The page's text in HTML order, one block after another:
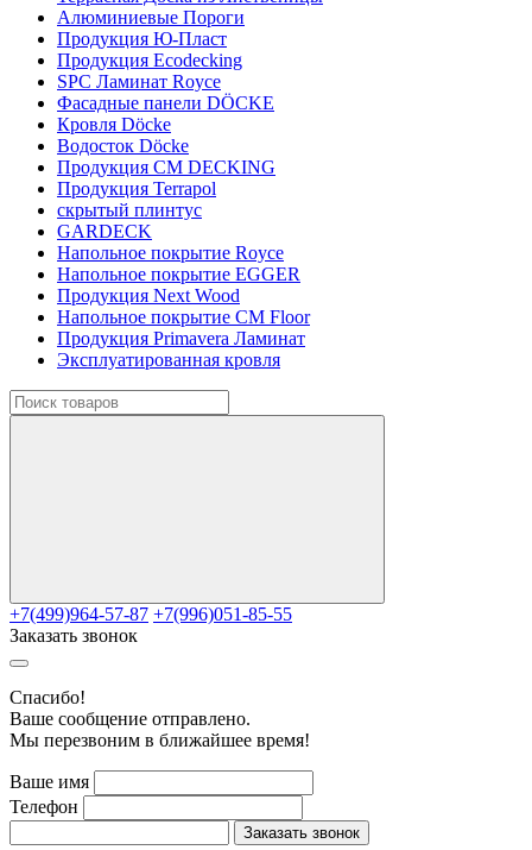
Алюминиевые Пороги
Продукция Ю-Пласт
Продукция Ecodecking
SPC Ламинат Royce
Фасадные панели DÖCKE
Кровля Döcke
Водосток Döcke
Продукция CM DECKING
Продукция Terrapol
скрытый плинтус
GARDECK
Напольное покрытие Royce
Напольное покрытие EGGER
Продукция Next Wood
Напольное покрытие CM Floor
Продукция Primavera Ламинат
Эксплуатированная кровля
+7(499)964-57-87 +7(996)051-85-55
Заказать звонок
Cпасибо!
Ваше сообщение отправлено.
Мы перезвоним в ближайшее время!
Ваше имя
Телефон
Заказать звонок